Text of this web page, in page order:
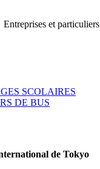
Entreprises et particuliers
SCOLAIRES
DE BUS
de Tokyo